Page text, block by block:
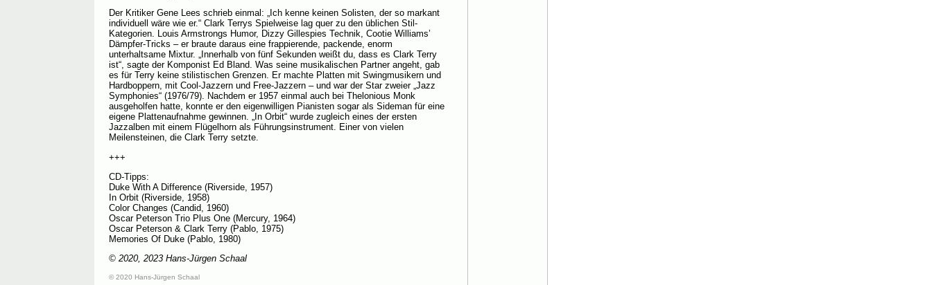
Der Kritiker Gene Lees schrieb einmal: „Ich kenne keinen Solisten, der so markant
individuell wäre wie er.“ Clark Terrys Spielweise lag quer zu den üblichen Stil-
Kategorien. Louis Armstrongs Humor, Dizzy Gillespies Technik, Cootie Williams’
Dämpfer-Tricks – er braute daraus eine frappierende, packende, enorm
unterhaltsame Mixtur. „Innerhalb von fünf Sekunden weißt du, dass es Clark Terry
ist“, sagte der Komponist Ed Bland. Was seine musikalischen Partner angeht, gab
es für Terry keine stilistischen Grenzen. Er machte Platten mit Swingmusikern und
Hardboppern, mit Cool-Jazzern und Free-Jazzern – und war der Star zweier „Jazz
Symphonies“ (1976/79). Nachdem er 1957 einmal auch bei Thelonious Monk
ausgeholfen hatte, konnte er den eigenwilligen Pianisten sogar als Sideman für eine
eigene Plattenaufnahme gewinnen. „In Orbit“ wurde zugleich eines der ersten
Jazzalben mit einem Flügelhorn als Führungsinstrument. Einer von vielen
Meilensteinen, die Clark Terry setzte.
+++
CD-Tipps:
Duke With A Difference (Riverside, 1957)
In Orbit (Riverside, 1958)
Color Changes (Candid, 1960)
Oscar Peterson Trio Plus One (Mercury, 1964)
Oscar Peterson & Clark Terry (Pablo, 1975)
Memories Of Duke (Pablo, 1980)
© 2020, 2023 Hans-Jürgen Schaal
© 2020 Hans-Jürgen Schaal